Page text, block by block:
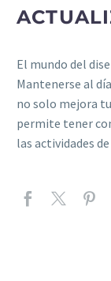
El mundo del
Mantenerse al
no solo mejora
permite tener
las actividades